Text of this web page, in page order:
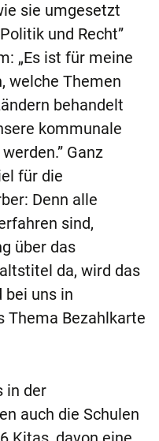
sie umgesetzt
und Recht”
„Es ist für meine
welche Themen
behandelt
kommunale
Ganz
für die
Denn alle
sind,
über das
da, wird das
bei uns in
Thema Bezahlkarte
in der
auch die Schulen